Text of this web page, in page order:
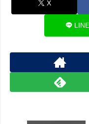
X
LINE